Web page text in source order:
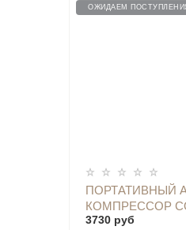
ОЖИДАЕМ
ПОРТАТИВНЫЙ
КОМПРЕССОР
3730 руб